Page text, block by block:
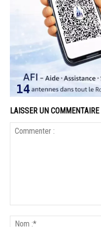
LAISSER UN COMMENTAIRE